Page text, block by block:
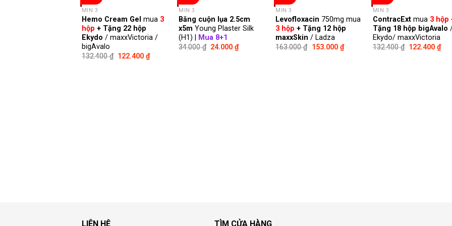
MIN 3
Hemo Cream Gel mua 3
hộp + Tặng 22 hộp
Ekydo / maxxVictoria /
bigAvalo
132.400₫ 122.400₫
MIN 3
Băng cuộn lụa 2.5cm
x5m Young Plaster Silk
(H1) |
Mua 8+1
34.000₫ 24.000₫
MIN 3
Levofloxacin 750mg mua
3 hộp + Tặng 12 hộp
maxxSkin / Ladza
163.000₫ 153.000 ₫
MIN 3
ContracExtmua 3 hộp
Tặng 18 hộp bigAvalo
Ekydo/ maxxVictoria
132.400₫ 122.400 ₫
LIÊN HỆ TÌM CỬA HÀNG